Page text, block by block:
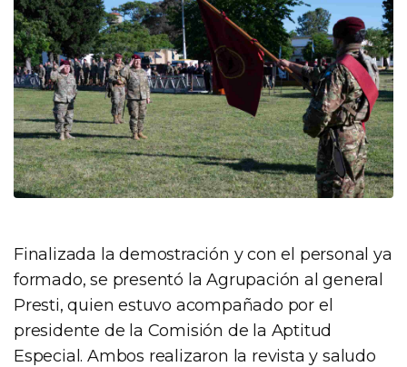
Finalizada la demostración y con el personal ya
formado, se presentó la Agrupación al general
Presti, quien estuvo acompañado por el
presidente de la Comisión de la Aptitud
Especial. Ambos realizaron la revista y saludo